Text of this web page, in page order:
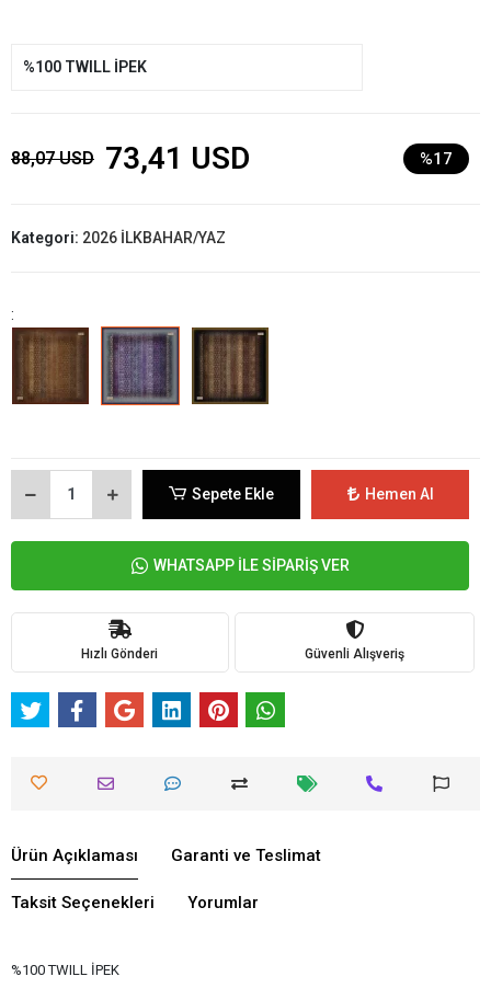
%100 TWILL İPEK
88,07 USD 73,41 USD %17
Kategori: 2026 İLKBAHAR/YAZ
:
Sepete Ekle Hemen Al
WHATSAPP İLE SİPARİŞ VER
Hızlı Gönderi Güvenli Alışveriş
Ürün Açıklaması Garanti ve Teslimat
Taksit Seçenekleri Yorumlar
%100 TWILL İPEK